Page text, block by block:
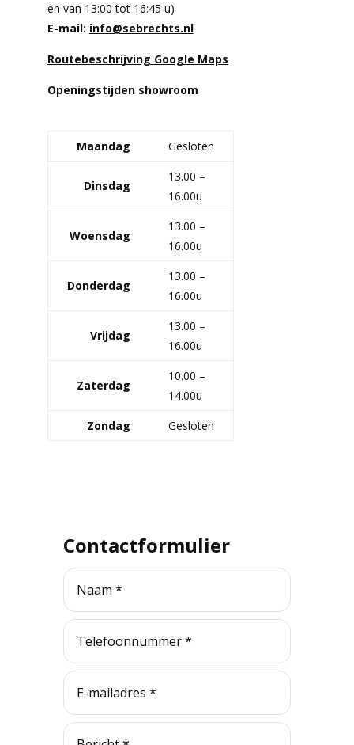
en van 13:00 tot 16:45 u)
E-mail: info@sebrechts.nl
Routebeschrijving Google Maps
Openingstijden showroom
Maandag Gesloten
Dinsdag
13.00 –
16.00u
Woensdag
13.00 –
16.00u
Donderdag
13.00 –
16.00u
Vrijdag
13.00 –
16.00u
Zaterdag
10.00 –
14.00u
Zondag
Gesloten
Contactformulier